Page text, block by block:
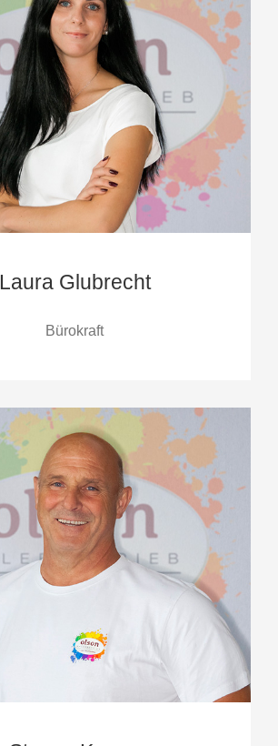
Laura Glubrecht
Bürokraft